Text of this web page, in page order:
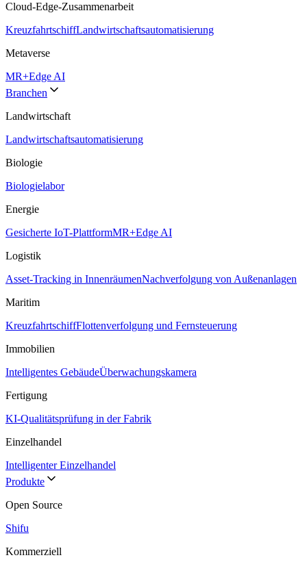
Cloud-Edge-Zusammenarbeit
KreuzfahrtschiffLandwirtschaftsautomatisierung
Metaverse
MR+Edge AI
Branchen
Landwirtschaft
Landwirtschaftsautomatisierung
Biologie
Biologielabor
Energie
Gesicherte IoT-PlattformMR+Edge AI
Logistik
Asset-Tracking in InnenräumenNachverfolgung von Außenanlagen
Maritim
KreuzfahrtschiffFlottenverfolgung und Fernsteuerung
Immobilien
Intelligentes GebäudeÜberwachungskamera
Fertigung
KI-Qualitätsprüfung in der Fabrik
Einzelhandel
Intelligenter Einzelhandel
Produkte
Open Source
Shifu
Kommerziell